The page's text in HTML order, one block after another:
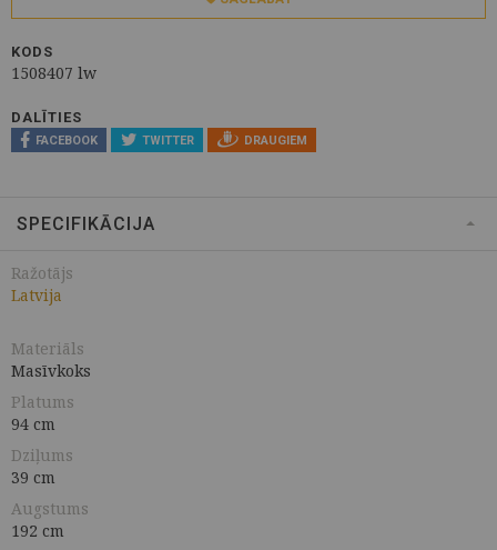
KODS
1508407 lw
DALĪTIES
FACEBOOK TWITTER DRAUGIEM
SPECIFIKĀCIJA
Ražotājs
Latvija
Materiāls
Masīvkoks
Platums
94 cm
Dziļums
39 cm
Augstums
192 cm